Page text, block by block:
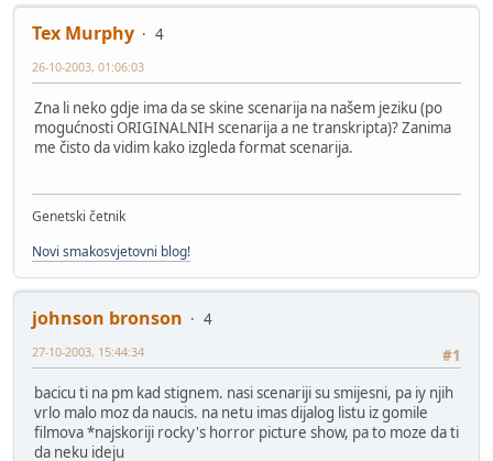
Tex Murphy 4
26-10-2003, 01:06:03
Zna li neko gdje ima da se skine scenarija na našem jeziku (po
mogućnosti ORIGINALNIH scenarija a ne transkripta)? Zanima
me čisto da vidim kako izgleda format scenarija.
Genetski četnik
Novi smakosvjetovni blog!
johnson bronson
4
#1
27-10-2003, 15:44:34
bacicu ti na pm kad stignem. nasi scenariji su smijesni, pa iy njih
vrlo malo moz da naucis. na netu imas dijalog listu iz gomile
filmova *najskoriji rocky's horror picture show, pa to moze da ti
da neku ideju